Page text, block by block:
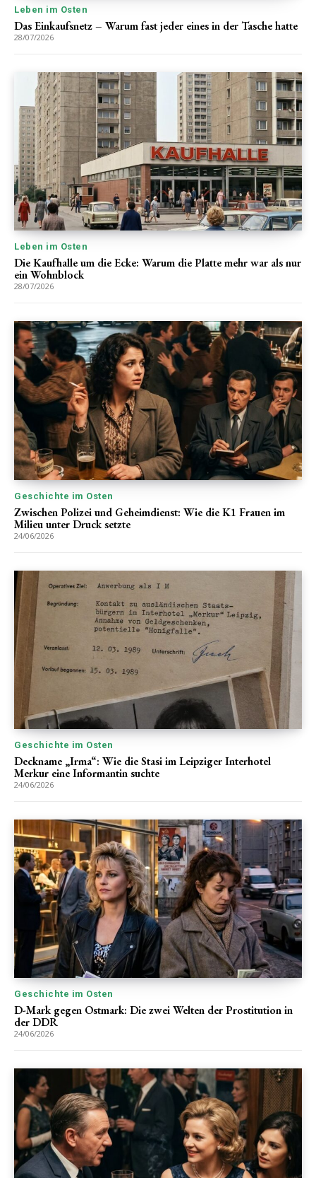
Leben im Osten
Das Einkaufsnetz – Warum fast jeder eines in der Tasche hatte
28/07/2026
Leben im Osten
Die Kaufhalle um die Ecke: Warum die Platte mehr war als nur
ein Wohnblock
28/07/2026
Geschichte im Osten
Zwischen Polizei und Geheimdienst: Wie die K1 Frauen im
Milieu unter Druck setzte
24/06/2026
Geschichte im Osten
Deckname „Irma“: Wie die Stasi im Leipziger Interhotel
Merkur eine Informantin suchte
24/06/2026
Geschichte im Osten
D-Mark gegen Ostmark: Die zwei Welten der Prostitution in
der DDR
24/06/2026